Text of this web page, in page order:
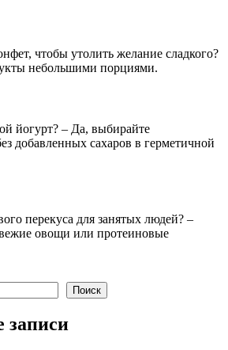
чтобы утолить желание сладкого?
небольшими порциями.
йогурт? – Да, выбирайте
добавленных сахаров в герметичной
перекуса для занятых людей? –
овощи или протеиновые
Поиск
записи